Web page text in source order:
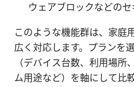
ウェアブロックなどの
このような機能群は、家庭
広く対応します。プランを
（デバイス台数、利用場
ム用途など）を軸にして比